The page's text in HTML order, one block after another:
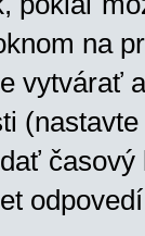
na
vytvárať